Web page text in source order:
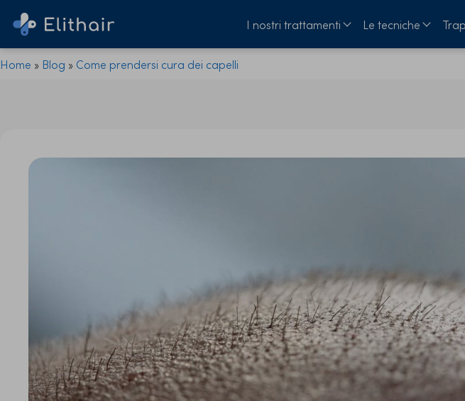
I nostri trattamenti Le tecniche
Home » Blog » Come prendersi cura dei capelli